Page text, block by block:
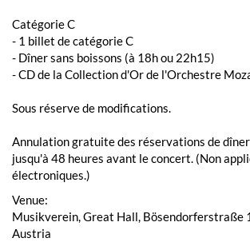
Catégorie C
- 1 billet de catégorie C
- Dîner sans boissons (à 18h ou 22h15)
- CD de la Collection d'Or de l'Orchestre
Sous réserve de modifications.
Annulation gratuite des réservations de
jusqu'à 48 heures avant le concert. (Non
électroniques.)
Venue:
Musikverein, Great Hall, Bösendorferstraße
Austria